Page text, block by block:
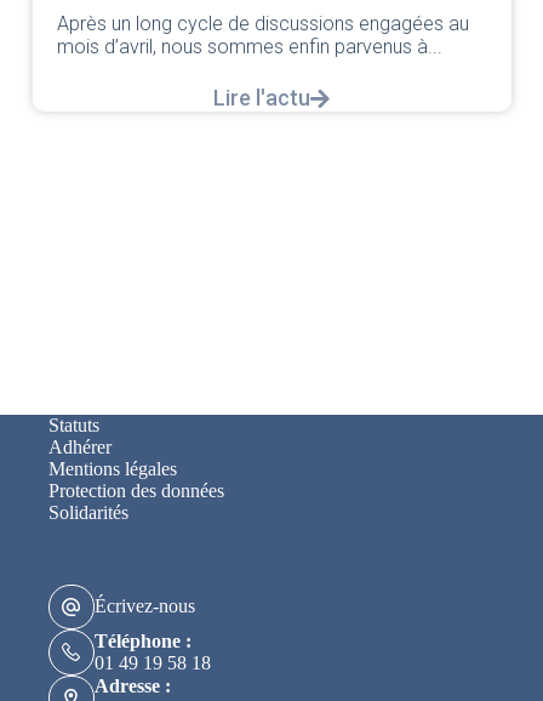
Après un long cycle de discussions engagées au
mois d’avril, nous sommes enfin parvenus à...
Lire l'actu
Statuts
Adhérer
Mentions légales
Protection des données
Solidarités
Écrivez-nous
Téléphone :
01 49 19 58 18
Adresse :